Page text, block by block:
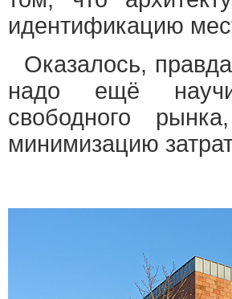
идентификацию
Оказалось,
надо ещё
свободного
минимизацию